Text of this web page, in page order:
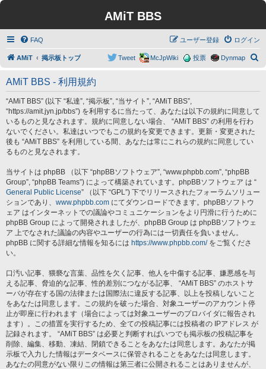
AMiT BBS
FAQ ログイン
ユーザー登録
AMiT 掲示板トップ Dynmap
投票
McJpWiki
Tweet
AMiT BBS - 利用規約
“AMiT BBS” (以下 “私達”, “掲示板”, “当サイト”, “AMiT BBS”,
“https://amit.jyn.jp/bbs”) を利用するに当たって、あなたは以下の規約に同意して
いるものと見なされます。規約に同意しない場合、 “AMiT BBS” の利用を行わ
ないでください。私達はいつでもこの規約を変更できます。更新・変更された
後も “AMiT BBS” を利用している間、あなたは常にこれらの規約に同意してい
るものと見なされます。
当サイトは phpBB （以下 “phpBBソフトウェア”, “www.phpbb.com”, “phpBB
Group”, “phpBB Teams”) によって構築されています。phpBBソフトウェア は “
General Public License” （以下 “GPL”) 下でリリースされたフォーラムソリュー
ションであり、 www.phpbb.com にてダウンロードできます。phpBBソフトウ
ェア はインターネットでの議論やコミュニケーションをより円滑に行うために
phpBB Group によって開発されましたが、phpBB Group は phpBBソフトウェ
ア 上でなされた議論の内容やユーザーの行為には一切責任を負いません。
phpBB に関する詳細な情報を知るには https://www.phpbb.com/をご覧くださ
い。
口汚い記事、猥褻な言葉、品性を欠く記事、他人を中傷する記事、嫌悪感を与
える記事、脅迫的な記事、性的差別につながる記事、 “AMiT BBS” のホストサ
ーバが存在する国の法律または国際法に違反する記事、以上を投稿しないこと
をあなたは同意します。この規約を破った場合、対象ユーザーのアカウント停
止が即座に行われます（場合によっては対象ユーザーのプロバイダに報告され
ます）。この措置を実行するため、全ての投稿記事には投稿者の IPアドレス が
記録されます。 “AMiT BBS” は必要と判断すればいつでも掲示板の投稿記事を
削除、編集、移動、凍結、閉鎖できることをあなたは同意します。あなたが掲
示板で入力した情報はデータベースに保管されることをあなたは同意します。
あなたの同意がない限りこの情報は第三者に公開されることはありませんが、